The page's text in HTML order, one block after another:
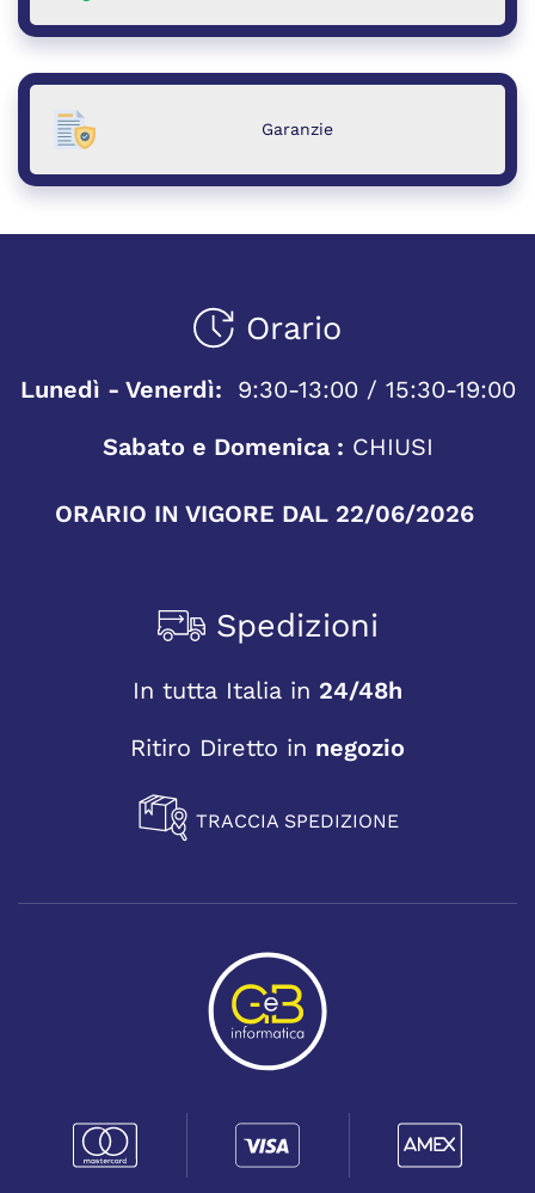
Garanzie
Orario
Lunedì - Venerdì:
9:30-13:00 / 15:30-19:00
Sabato e Domenica : CHIUSI
ORARIO IN VIGORE DAL 22/06/2026
Spedizioni
In tutta Italia in 24/48h
Ritiro Diretto in negozio
TRACCIA SPEDIZIONE